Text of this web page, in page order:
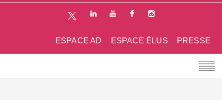
PRESSE
ESPACE ÉLUS
ESPACE AD